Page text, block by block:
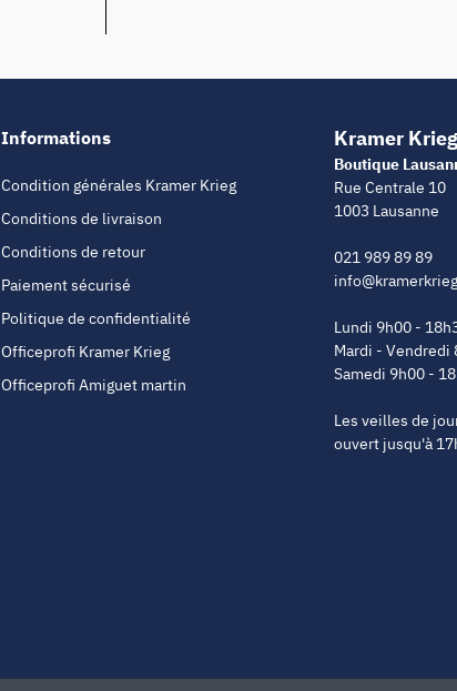
Informations
Condition générales Kramer Krieg
Conditions de livraison
Conditions de retour
Paiement sécurisé
Politique de confidentialité
Officeprofi Kramer Krieg
Officeprofi Amiguet martin
Kramer Krieg
Boutique
Rue Centrale 10
1003 Lausanne
021 989 89 89
Lundi 9h00 -
Mardi - Vendredi
Samedi 9h00 -
Les veilles de
ouvert jusqu'à